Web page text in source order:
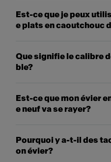
Est-ce que je peux
e plats en caoutchouc
Que signifie le calibre
ble?
Est-ce que mon évier
e neuf va se rayer?
Pourquoi y a-t-il des
on évier?